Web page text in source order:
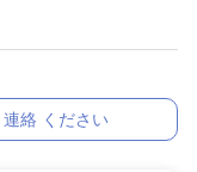
連絡 ください